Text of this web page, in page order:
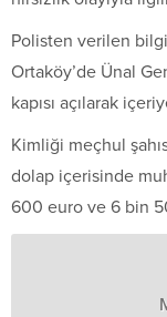
Polisten verilen
Ortaköy’de Ünal
kapısı açılarak
Kimliği meçhul
dolap içerisinde
600 euro ve 6 bin